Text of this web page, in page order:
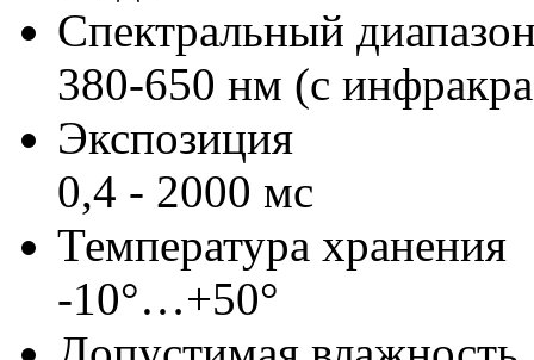
Спектральный
380-650 нм (с
Экспозиция
0,4 - 2000 мс
Температура хранения
-10°…+50°